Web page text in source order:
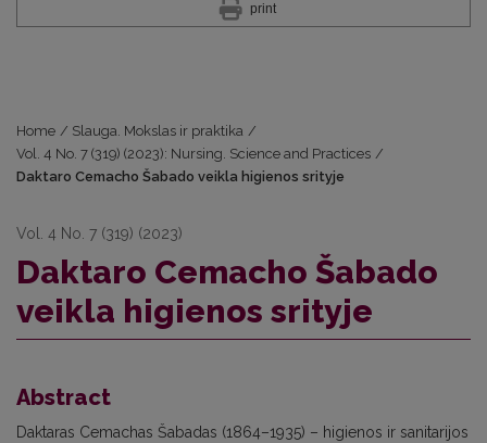
print
Home / Slauga. Mokslas ir praktika /
Vol. 4 No. 7 (319) (2023): Nursing. Science and Practices /
Daktaro Cemacho Šabado veikla higienos srityje
Vol. 4 No. 7 (319) (2023)
Daktaro Cemacho Šabado
veikla higienos srityje
Abstract
Daktaras Cemachas Šabadas (1864–1935) – higienos ir sanitarijos